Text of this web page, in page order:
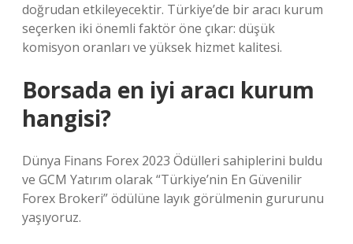
doğrudan etkileyecektir. Türkiye’de bir aracı kurum
seçerken iki önemli faktör öne çıkar: düşük
komisyon oranları ve yüksek hizmet kalitesi.
Borsada en iyi aracı kurum
hangisi?
Dünya Finans Forex 2023 Ödülleri sahiplerini buldu
ve GCM Yatırım olarak “Türkiye’nin En Güvenilir
Forex Brokeri” ödülüne layık görülmenin gururunu
yaşıyoruz.